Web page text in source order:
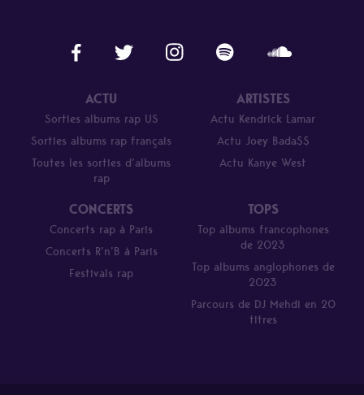
ACTU
Sorties albums rap US
Sorties albums rap français
Toutes les sorties d’albums
rap
ARTISTES
Actu Kendrick Lamar
Actu Joey Bada$$
Actu Kanye West
CONCERTS
Concerts rap à Paris
Concerts R’n’B à Paris
Festivals rap
TOPS
Top albums francophones
de 2023
Top albums anglophones de
2023
Parcours de DJ Mehdi en 20
titres